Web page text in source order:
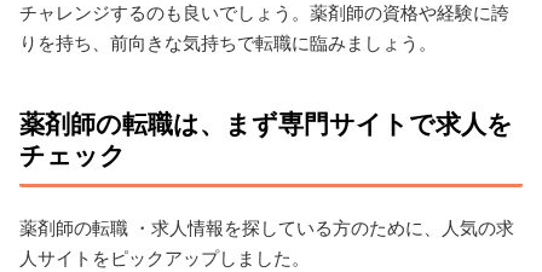
チャレンジするのも良いでしょう。薬剤師の資格や経験に誇
りを持ち、前向きな気持ちで転職に臨みましょう。
薬剤師の転職は、まず専門サイトで求人を
チェック
薬剤師の転職 ・求人情報を探している方のために、人気の求
人サイトをピックアップしました。